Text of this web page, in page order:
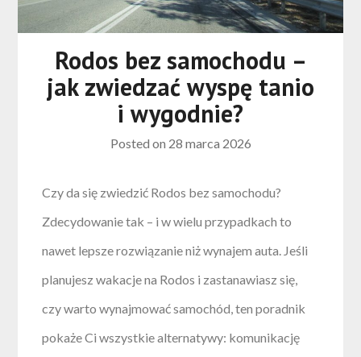
Rodos bez samochodu –
jak zwiedzać wyspę tanio
i wygodnie?
Posted on 28 marca 2026
Czy da się zwiedzić Rodos bez samochodu?
Zdecydowanie tak – i w wielu przypadkach to
nawet lepsze rozwiązanie niż wynajem auta. Jeśli
planujesz wakacje na Rodos i zastanawiasz się,
czy warto wynajmować samochód, ten poradnik
pokaże Ci wszystkie alternatywy: komunikację